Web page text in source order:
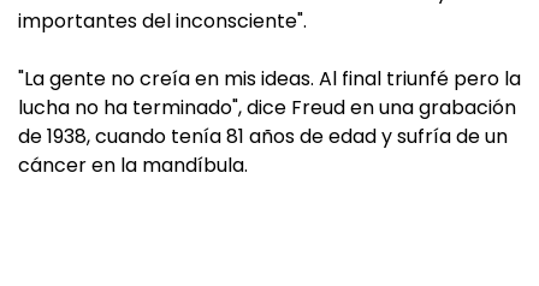
importantes del inconsciente".
"La gente no creía en mis ideas. Al final triunfé pero la
lucha no ha terminado", dice Freud en una grabación
de 1938, cuando tenía 81 años de edad y sufría de un
cáncer en la mandíbula.